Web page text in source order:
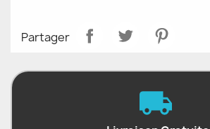
Partager